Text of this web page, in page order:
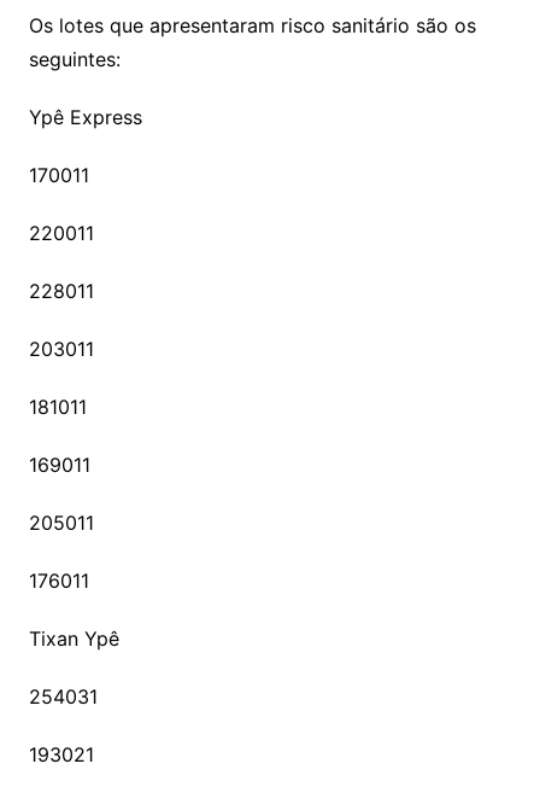
Os lotes que apresentaram risco sanitário são os
seguintes:
Ypê Express
170011
220011
228011
203011
181011
169011
205011
176011
Tixan Ypê
254031
193021